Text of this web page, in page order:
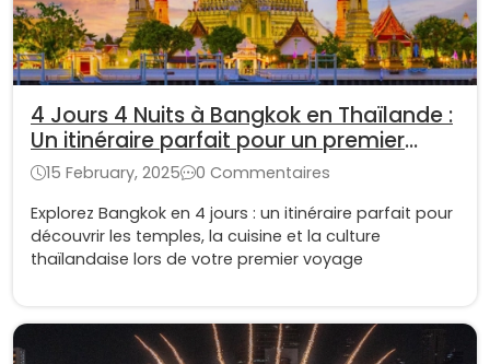
4 Jours 4 Nuits à Bangkok en Thaïlande :
Un itinéraire parfait pour un premier
voyage
15 February, 2025
0 Commentaires
Explorez Bangkok en 4 jours : un itinéraire parfait pour
découvrir les temples, la cuisine et la culture
thaïlandaise lors de votre premier voyage